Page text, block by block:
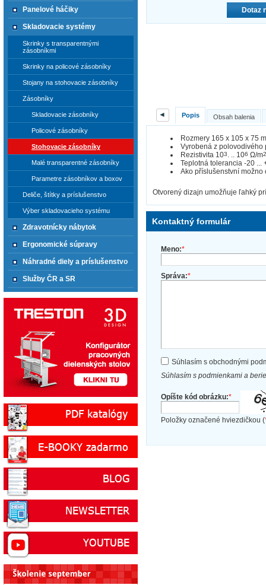
Dotaz
◄ Popis Obsah balenia
Rozmery 165 x 105 x 75
Vyrobená z polovodivého
Rezistivita 103 . .. 106 Ω/m2
Teplotná tolerancia -20 ...
Ako příslušenstvní
Otvorený dizajn umožňuje ľahký
Kontaktný formulár
Meno:*
Správa:*
Súhlasím s obchodnými
Súhlasím s podmienkami a
Opíšte kód obrázku:*
Položky označené hviezdičkou (
Panelové háčiky
Skladovacie systémy
Skrinky s transparentnými
zásobníkmi
Skrinky na policové zásobníky
Stojany na stohovacie zásobníky
Zásobníky
Skladovacie zásobníky
Policové zásobníky
Stohovacie zásobníky
Malé transparentné zásobníky
Parametre zásobníkov a boxov
Deliče, štítky a príslušenstvo
Výber skladovacieho systému
Zdravotnícky nábytok
Ergonomické súpravy
Náhradné diely a príslušenstvo
Služby ČR a SR